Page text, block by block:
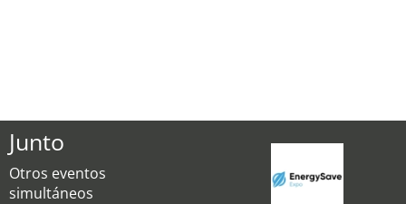
Junto
Otros eventos
simultáneos